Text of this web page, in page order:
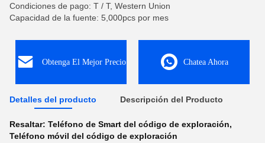
Condiciones de pago: T / T, Western Union
Capacidad de la fuente: 5,000pcs por mes
Obtenga El Mejor Precio Chatea Ahora
Detalles del producto Descripción del Producto
Resaltar: Teléfono de Smart del código de exploración,
Teléfono móvil del código de exploración